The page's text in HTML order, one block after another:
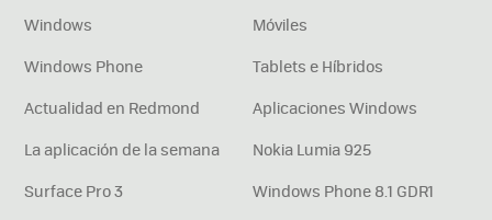
Windows
Móviles
Windows Phone
Tablets e Híbridos
Actualidad en Redmond
Aplicaciones Windows
La aplicación de la semana
Nokia Lumia 925
Surface Pro 3
Windows Phone 8.1 GDR1